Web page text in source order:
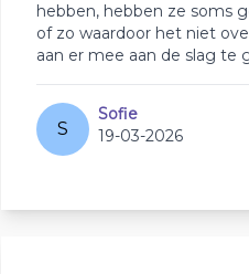
hebben, hebben ze soms
of zo waardoor het niet
aan er mee aan de slag te
S
Sofie
19-03-2026